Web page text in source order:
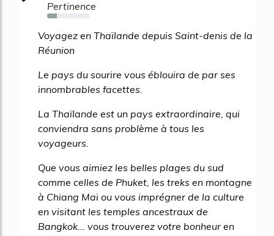
Pertinence
23%
Voyagez en Thaïlande depuis Saint-denis de la
Réunion
Le pays du sourire vous éblouira de par ses
innombrables facettes.
La Thaïlande est un pays extraordinaire, qui
conviendra sans problème à tous les
voyageurs.
Que vous aimiez les belles plages du sud
comme celles de Phuket, les treks en montagne
à Chiang Mai ou vous imprégner de la culture
en visitant les temples ancestraux de
Bangkok... vous trouverez votre bonheur en